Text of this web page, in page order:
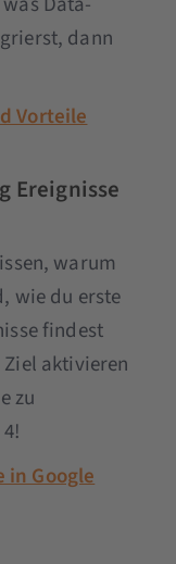
dann
Vorteile
Ereignisse
warum
wie du erste
findest
aktivieren
zu
in Google